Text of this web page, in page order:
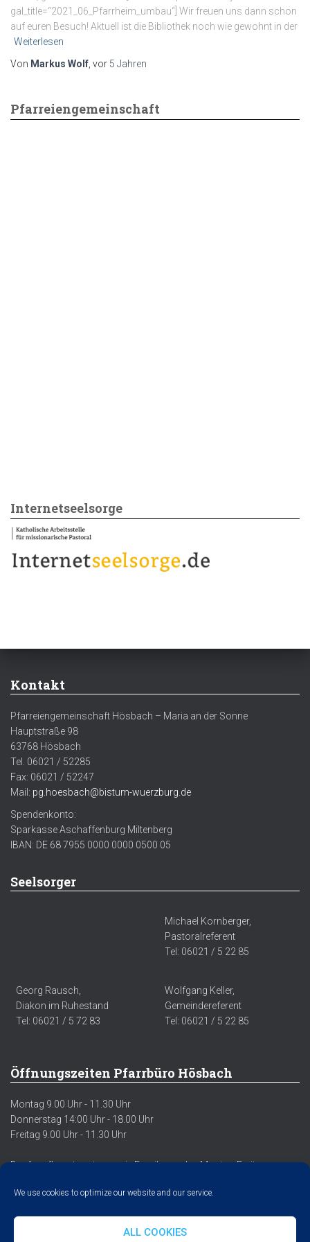
We use cookies to optimize our website and our service.
ALL COOKIES
gal_title=“2021_06_Pfarrheim_umbau“] Wir freuen uns dann schon
auf euren Besuch! Aktuell ist die Bibliothek noch wie gewohnt in der
Weiterlesen
Von Markus Wolf , vor 5 Jahren
Pfarreiengemeinschaft
Internetseelsorge
Kontakt
Pfarreiengemeinschaft Hösbach – Maria an der Sonne
Hauptstraße 98
63768 Hösbach
Tel. 06021 / 52285
Fax: 06021 / 52247
Mail: pg.hoesbach@bistum-wuerzburg.de
Spendenkonto:
Sparkasse Aschaffenburg Miltenberg
IBAN: DE 68 7955 0000 0000 0500 05
Seelsorger
Michael Kornberger,
Pastoralreferent
Tel: 06021 / 5 22 85
Georg Rausch,
Diakon im Ruhestand
Tel: 06021 / 5 72 83
Wolfgang Keller,
Gemeindereferent
Tel: 06021 / 5 22 85
Öffnungszeiten Pfarrbüro Hösbach
Montag 9.00 Uhr - 11.30 Uhr
Donnerstag 14:00 Uhr - 18.00 Uhr
Freitag 9.00 Uhr - 11.30 Uhr
Der Anrufbeantworter sowie Emails werden Montag-Freitag